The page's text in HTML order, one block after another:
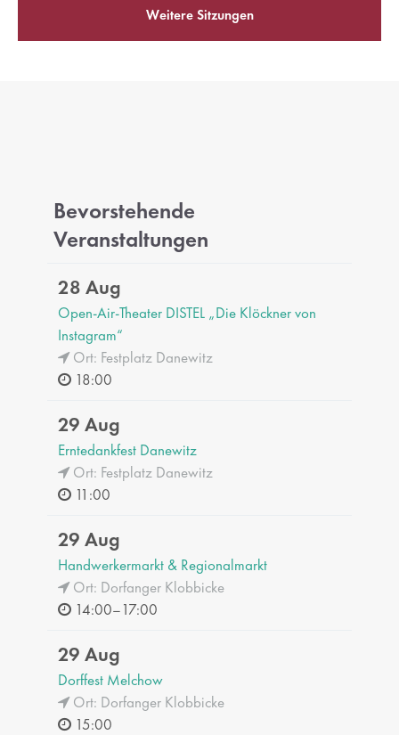
Weitere Sitzungen
Bevorstehende
Veranstaltungen
28 Aug
Open-Air-Theater DISTEL „Die Klöckner von
Instagram“
Ort: Festplatz Danewitz
18:00
29 Aug
Erntedankfest Danewitz
Ort: Festplatz Danewitz
11:00
29 Aug
Handwerkermarkt & Regionalmarkt
Ort: Dorfanger Klobbicke
14:00–17:00
29 Aug
Dorffest Melchow
Ort: Dorfanger Klobbicke
15:00